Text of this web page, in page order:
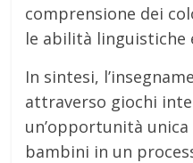
comprensione dei
le abilità linguistiche
In sintesi,
attraverso giochi
un’opportunità
bambini in un